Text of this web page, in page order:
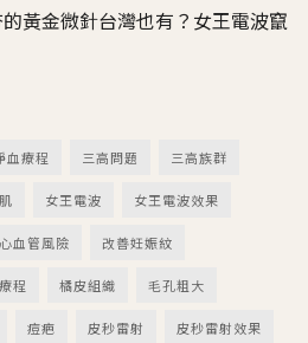
的黃金微針台灣也有？女王電波竄
血療程 三高問題 三高族群
女王電波 女王電波效果
心血管風險 改善妊娠紋
程 橘皮組織 毛孔粗大
痘疤 皮秒雷射 皮秒雷射效果